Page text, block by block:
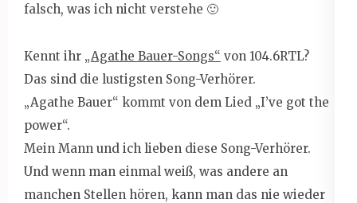
falsch, was ich nicht verstehe 🙂
Kennt ihr „Agathe Bauer-Songs“ von 104.6RTL?
Das sind die lustigsten Song-Verhörer.
„Agathe Bauer“ kommt von dem Lied „I’ve got the
power“.
Mein Mann und ich lieben diese Song-Verhörer.
Und wenn man einmal weiß, was andere an
manchen Stellen hören, kann man das nie wieder